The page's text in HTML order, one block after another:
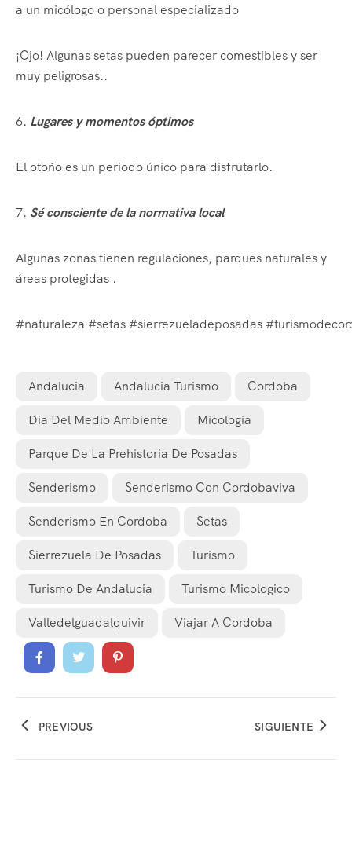
a un micólogo o personal especializado
¡Ojo! Algunas setas pueden parecer comestibles y ser
muy peligrosas..
6. Lugares y momentos óptimos
El otoño es un periodo único para disfrutarlo.
7. Sé consciente de la normativa local
Algunas zonas tienen regulaciones, parques naturales y
áreas protegidas .
#naturaleza #setas #sierrezueladeposadas
Andalucia Andalucia Turismo Cordoba
Dia Del Medio Ambiente Micologia
Parque De La Prehistoria De Posadas
Senderismo Senderismo Con Cordobaviva
Senderismo En Cordoba Setas
Sierrezuela De Posadas Turismo
Turismo De Andalucia Turismo Micologico
Valledelguadalquivir Viajar A Cordoba
PREVIOUS SIGUIENTE